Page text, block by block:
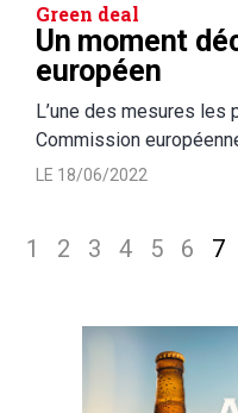
Green deal
Un moment
européen
L’une des mesures
Commission
LE 18/06/2022
1 2 3 4 5 6 7